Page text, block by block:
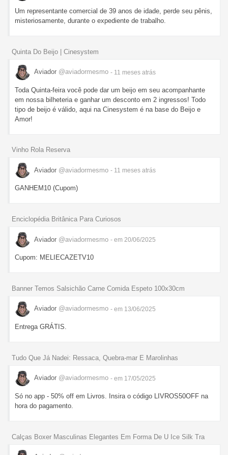
Um representante comercial de 39 anos de idade, perde seu pênis,
misteriosamente, durante o expediente de trabalho.
Quinta Do Beijo | Cinesystem
Aviador @aviadormesmo - 11 meses atrás
Toda Quinta-feira você pode dar um beijo em seu acompanhante
em nossa bilheteria e ganhar um desconto em 2 ingressos! Todo
tipo de beijo é válido, aqui na Cinesystem é na base do Beijo e
Amor!
Vinho Rola Reserva
Aviador @aviadormesmo - 11 meses atrás
GANHEM10 (Cupom)
Enciclopédia Britânica Para Curiosos
Aviador @aviadormesmo - em 20/06/2025
Cupom: MELIECAZETV10
Banner Temos Salsichão Carne Comida Espeto 100x30cm
Aviador @aviadormesmo - em 13/06/2025
Entrega GRÁTIS.
Tudo Que Já Nadei: Ressaca, Quebra-mar E Marolinhas
Aviador @aviadormesmo - em 17/05/2025
Só no app - 50% off em Livros. Insira o código LIVROS50OFF na
hora do pagamento.
Calças Boxer Masculinas Elegantes Em Forma De U Ice Silk Tra